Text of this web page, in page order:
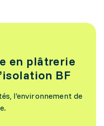
en plâtrerie
BF
l’environnement de